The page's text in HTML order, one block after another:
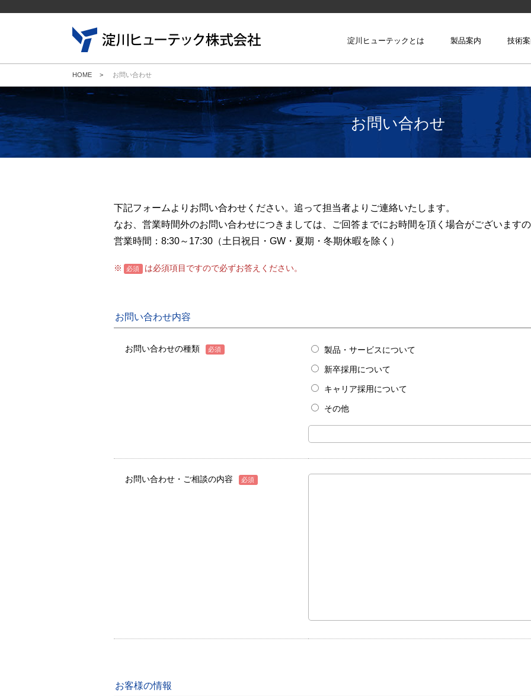
reset淀川ヒューテックとは 製品案内 技術
材料を作る技術
形にする技術
繋げる技術
貼る技術
グループネットワーク
新規採用
キャリア採用
会社説明会のお知らせ
HOME > お問い合わせ
お問い合わせ
下記フォームよりお問い合わせください。追って担当者よりご連絡いたします。
なお、営業時間外のお問い合わせにつきましては、ご回答までにお時間を頂く場合がございますの
営業時間：8:30～17:30（土日祝日・GW・夏期・冬期休暇を除く）
※ 必須 は必須項目ですので必ずお答えください。
お問い合わせ内容
お問い合わせの種類 必須 製品・サービスについて
新卒採用について
キャリア採用について
その他
お問い合わせ・ご相談の内容 必須
お客様の情報